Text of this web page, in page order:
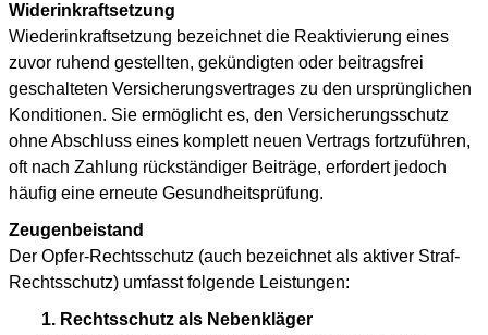
Widerinkraftsetzung
Wiederinkraftsetzung bezeichnet die Reaktivierung eines
zuvor ruhend gestellten, gekündigten oder beitragsfrei
geschalteten Versicherungsvertrages zu den ursprünglichen
Konditionen. Sie ermöglicht es, den Versicherungsschutz
ohne Abschluss eines komplett neuen Vertrags fortzuführen,
oft nach Zahlung rückständiger Beiträge, erfordert jedoch
häufig eine erneute Gesundheitsprüfung.
Zeugenbeistand
Der Opfer-Rechtsschutz (auch bezeichnet als aktiver Straf-
Rechtsschutz) umfasst folgende Leistungen:
1. Rechtsschutz als Nebenkläger